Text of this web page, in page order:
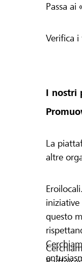
Passa ai
Verifica
I nostri
La
altre
questo